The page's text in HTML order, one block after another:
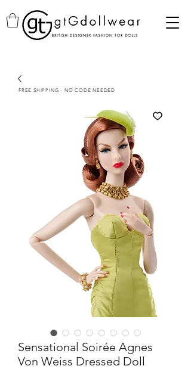
Sensational Soirée Agnes
Von Weiss Dressed Doll
FREE SHIPPING - NO CODE NEEDED